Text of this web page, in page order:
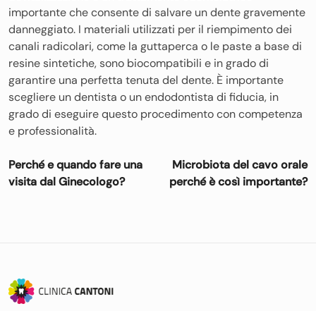
importante che consente di salvare un dente gravemente
danneggiato. I materiali utilizzati per il riempimento dei
canali radicolari, come la guttaperca o le paste a base di
resine sintetiche, sono biocompatibili e in grado di
garantire una perfetta tenuta del dente. È importante
scegliere un dentista o un endodontista di fiducia, in
grado di eseguire questo procedimento con competenza
e professionalità.
Navigazione
articoli
Perché e quando fare una
visita dal Ginecologo?
Microbiota del cavo orale
perché è così importante?